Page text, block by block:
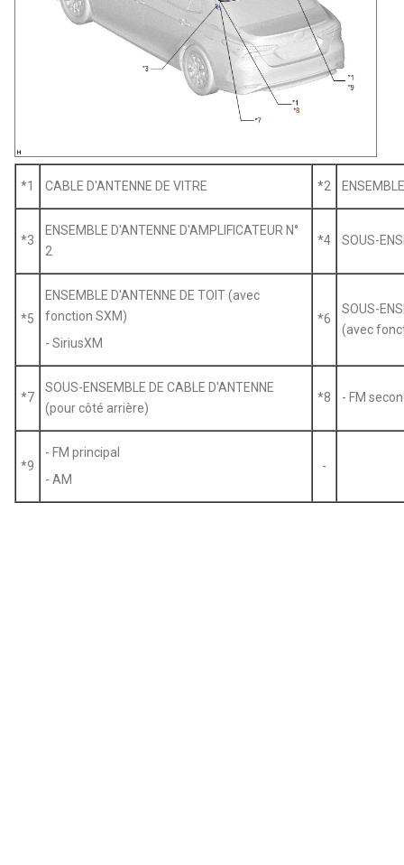
*1 CABLE D'ANTENNE DE VITRE *2
*3
ENSEMBLE D'ANTENNE D'AMPLIFICATEUR N°
2
*4 SOUS-
*5
ENSEMBLE D'ANTENNE DE TOIT (avec
fonction SXM)
- SiriusXM
*6
SOUS-
(avec
*7
SOUS-ENSEMBLE DE CABLE D'ANTENNE
(pour côté arrière)
*8 - FM
*9
- FM principal
- AM
-